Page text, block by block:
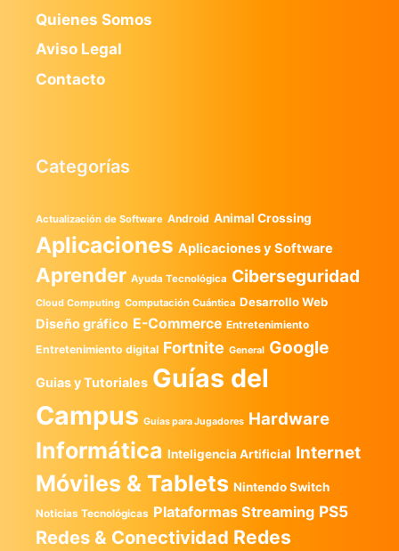
Quienes Somos
Aviso Legal
Contacto
Categorías
Actualización de Software Android Animal Crossing
Aplicaciones Aplicaciones y Software
Aprender Ayuda Tecnológica Ciberseguridad
Cloud Computing Computación Cuántica Desarrollo Web
Diseño gráfico E-Commerce Entretenimiento
Entretenimiento digital Fortnite General Google
Guias y Tutoriales Guías del
Campus Guías para Jugadores Hardware
Informática Inteligencia Artificial Internet
Móviles & Tablets Nintendo Switch
Noticias Tecnológicas Plataformas Streaming PS5
Redes & Conectividad Redes